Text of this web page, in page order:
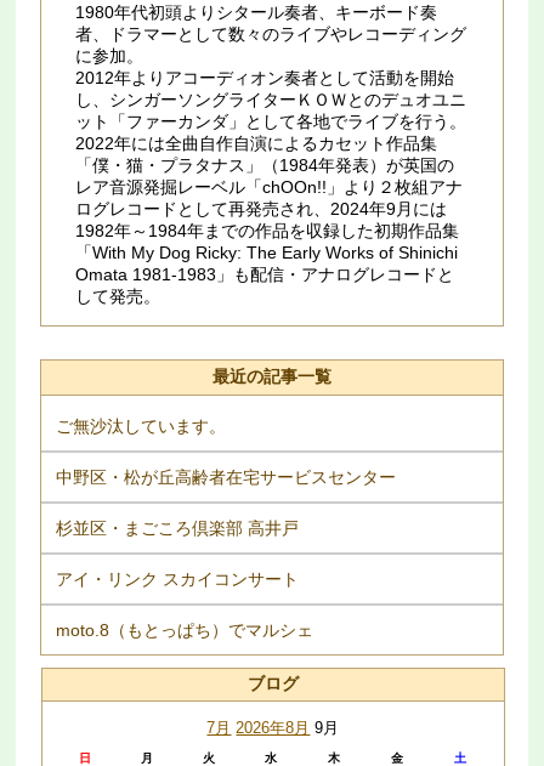
1980年代初頭よりシタール奏者、キーボード奏
者、ドラマーとして数々のライブやレコーディング
に参加。
2012年よりアコーディオン奏者として活動を開始
し、シンガーソングライターＫＯＷとのデュオユニ
ット「ファーカンダ」として各地でライブを行う。
2022年には全曲自作自演によるカセット作品集
「僕・猫・プラタナス」（1984年発表）が英国の
レア音源発掘レーベル「chOOn!!」より２枚組アナ
ログレコードとして再発売され、2024年9月には
1982年～1984年までの作品を収録した初期作品集
「With My Dog Ricky: The Early Works of Shinichi
Omata 1981​-​1983」も配信・アナログレコードと
して発売。
最近の記事一覧
ご無沙汰しています。
中野区・松が丘高齢者在宅サービスセンター
杉並区・まごころ倶楽部 高井戸
アイ・リンク スカイコンサート
moto.8（もとっぱち）でマルシェ
ブログ
7月 2026年8月 9月
日 月 火 水 木 金 土